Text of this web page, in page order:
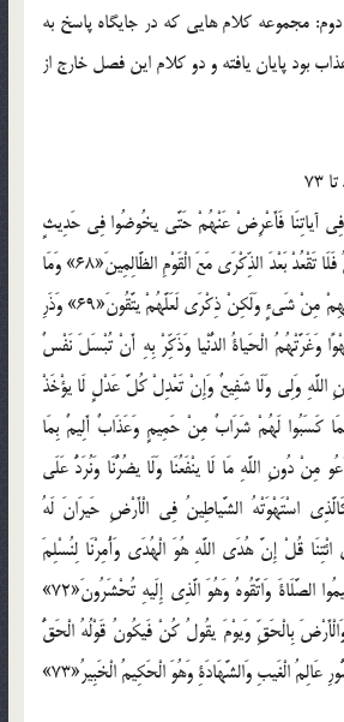
مجموعه کلام هايي که در جايگاه پاسخ به
بود پايان يافته و دو کلام اين فصل خارج از
آياتِنَا فَأَعْرِضْ عَنْهُمْ حَتَّى يخُوضُوا فِي حَدِيثٍ
غَيرِهِ وَإِمَّا ينْسِينَّكَ الشَّيطَانُ فَلَا تَقْعُدْ بَعْدَ الذِّكْرَى مَعَ الْقَوْمِ الظَّالِمِينَ«68» وَمَا
عَلَى الَّذِينَ يتَّقُونَ مِنْ حِسَابِهِمْ مِنْ شَيءٍ وَلَكِنْ ذِكْرَى لَعَلَّهُمْ يتَّقُونَ«69» وَذَرِ
وَغَرَّتْهُمُ الْحَياةُ الدُّنْيا وَذَكِّرْ بِهِ أَنْ تُبْسَلَ نَفْسٌ
وَلِي وَلَا شَفِيعٌ وَإِنْ تَعْدِلْ كُلَّ عَدْلٍ لَا يؤْخَذْ
كَسَبُوا لَهُمْ شَرَابٌ مِنْ حَمِيمٍ وَعَذَابٌ أَلِيمٌ بِمَا
قُلْ أَنَدْعُو مِنْ دُونِ اللَّهِ مَا لَا ينْفَعُنَا وَلَا يضُرُّنَا وَنُرَدُّ عَلَى
كَالَّذِي اسْتَهْوَتْهُ الشَّياطِينُ فِي الْأَرْضِ حَيرَانَ لَهُ
قُلْ إِنَّ هُدَى اللَّهِ هُوَ الْهُدَى وَأُمِرْنَا لِنُسْلِمَ
لِرَبِّ الْعَالَمِينَ«71» وَأَنْ أَقِيمُوا الصَّلَاةَ وَاتَّقُوهُ وَهُوَ الَّذِي إِلَيهِ تُحْشَرُونَ«72»
بِالْحَقِّ وَيوْمَ يقُولُ كُنْ فَيكُونُ قَوْلُهُ الْحَقُّ
الْغَيبِ وَالشَّهَادَةِ وَهُوَ الْحَكِيمُ الْخَبِيرُ«73»